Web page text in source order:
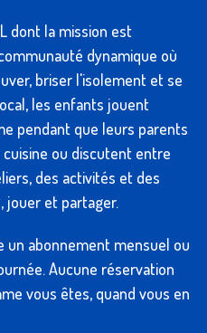
dont la mission est
dynamique où
briser l'isolement et se
les enfants jouent
pendant que leurs parents
ou discutent entre
des activités et des
jouer et partager.
un abonnement mensuel ou
Aucune réservation
vous êtes, quand vous en